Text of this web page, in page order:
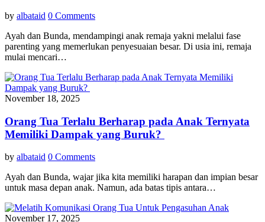
by albataid 0 Comments
Ayah dan Bunda, mendampingi anak remaja yakni melalui fase
parenting yang memerlukan penyesuaian besar. Di usia ini, remaja
mulai mencari…
November 18, 2025
Orang Tua Terlalu Berharap pada Anak Ternyata
Memiliki Dampak yang Buruk?
by albataid 0 Comments
Ayah dan Bunda, wajar jika kita memiliki harapan dan impian besar
untuk masa depan anak. Namun, ada batas tipis antara…
November 17, 2025